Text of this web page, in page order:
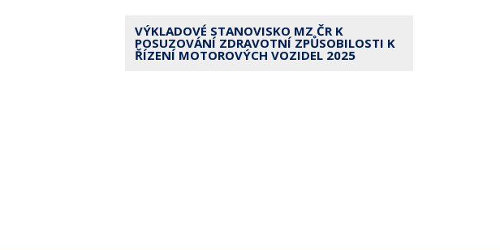
VÝKLADOVÉ STANOVISKO MZ ČR K
POSUZOVÁNÍ ZDRAVOTNÍ ZPŮSOBILOSTI K
ŘÍZENÍ MOTOROVÝCH VOZIDEL 2025